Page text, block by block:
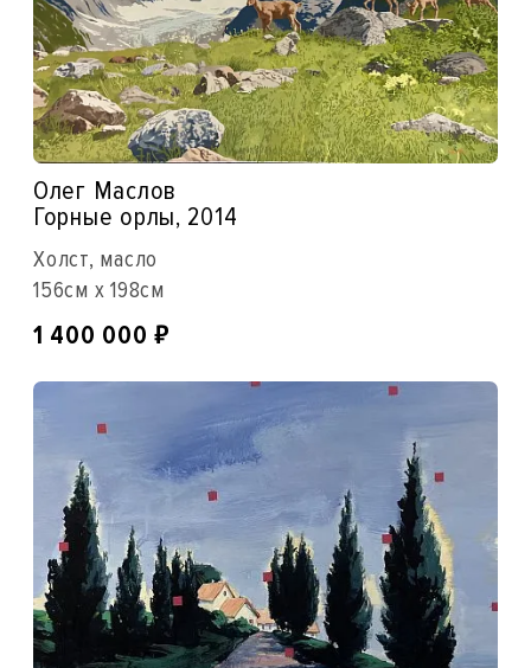
Олег Маслов
Горные орлы, 2014
Холст, масло
156см x 198см
1 400 000₽